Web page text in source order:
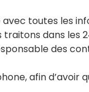
toutes les
traitons dans les
des
afin d’avoir